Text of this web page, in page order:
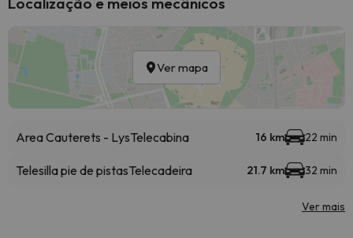
Ver mapa
Area Cauterets - LysTelecabina 16 km 22 min
Telesilla pie de pistasTelecadeira 21.7 km 32 min
Ver mais